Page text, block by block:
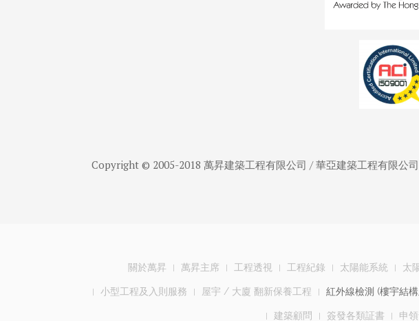
Copyright © 2005-2018 萬昇建築工程有限公司 / 華亞建築工程有限
關於萬昇 萬昇主席 工程透視 工程紀錄 太陽能系統 太
小型工程及入則服務 屋宇 / 大廈 翻新保養工程 紅外線檢測 (樓宇結
建築顧問 簽發各類証書 申